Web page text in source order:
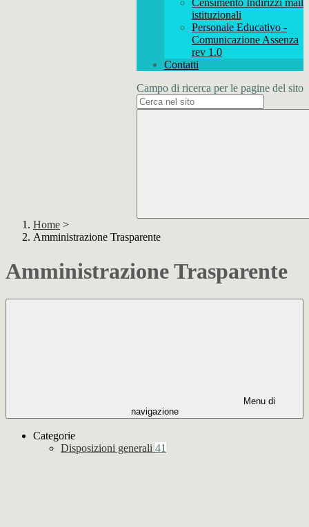
Censimento Indirizzi mail
istituzionali
Personale Educativo -
Comunicazione Assenza
rev 1.0
Contatti
Campo di ricerca per le pagine del sito
Home >
Amministrazione Trasparente
Amministrazione Trasparente
Menu di
navigazione
Categorie
Disposizioni generali 41